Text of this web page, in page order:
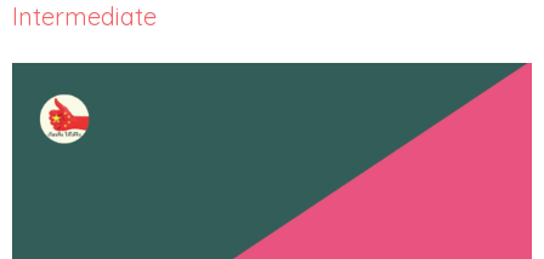
Intermediate